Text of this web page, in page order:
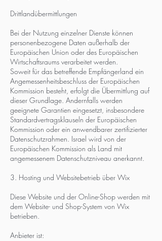
Drittlandübermittlungen
Bei der Nutzung einzelner Dienste können
personenbezogene Daten außerhalb der
Europäischen Union oder des Europäischen
Wirtschaftsraums verarbeitet werden.
Soweit für das betreffende Empfängerland ein
Angemessenheitsbeschluss der Europäischen
Kommission besteht, erfolgt die Übermittlung auf
dieser Grundlage. Andernfalls werden
geeignete Garantien eingesetzt, insbesondere
Standardvertragsklauseln der Europäischen
Kommission oder ein anwendbarer zertifizierter
Datenschutzrahmen. Israel wird von der
Europäischen Kommission als Land mit
angemessenem Datenschutzniveau anerkannt.
3. Hosting und Websitebetrieb über Wix
Diese Website und der Online-Shop werden mit
dem Website- und Shop-System von Wix
betrieben.
Anbieter ist: